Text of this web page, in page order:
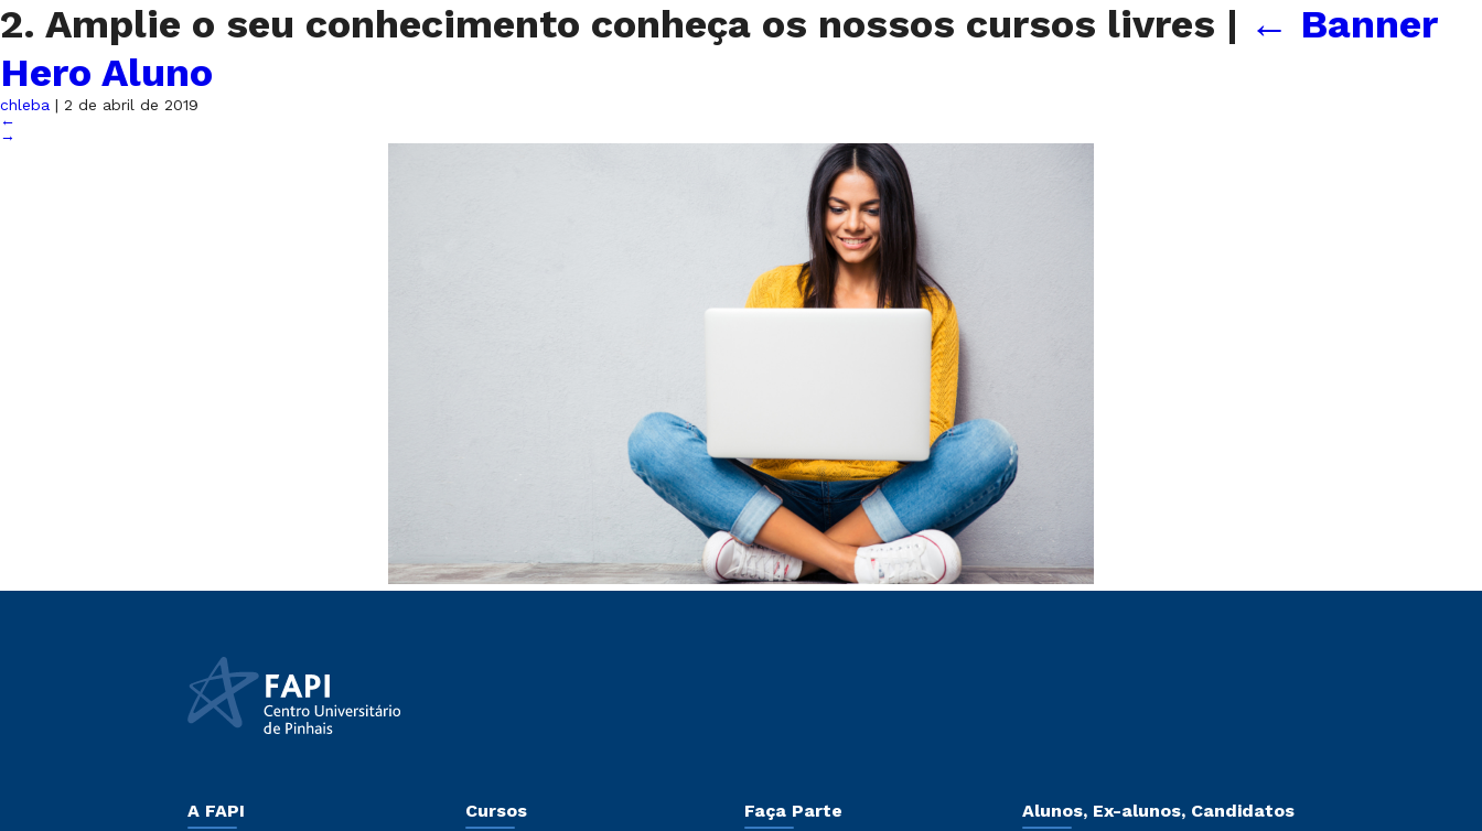
2. Amplie o seu conhecimento conheça os nossos cursos livres | ← Banner
Hero Aluno
chleba | 2 de abril de 2019
←
→
A FAPI Cursos Faça Parte Alunos, Ex-alunos, Candidatos